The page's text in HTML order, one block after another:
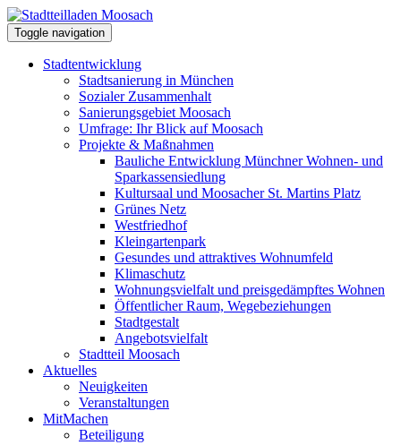
Toggle navigation
Stadtentwicklung
Stadtsanierung in München
Sozialer Zusammenhalt
Sanierungsgebiet Moosach
Umfrage: Ihr Blick auf Moosach
Projekte & Maßnahmen
Bauliche Entwicklung Münchner Wohnen- und
Sparkassensiedlung
Kultursaal und Moosacher St. Martins Platz
Grünes Netz
Westfriedhof
Kleingartenpark
Gesundes und attraktives Wohnumfeld
Klimaschutz
Wohnungsvielfalt und preisgedämpftes Wohnen
Öffentlicher Raum, Wegebeziehungen
Stadtgestalt
Angebotsvielfalt
Stadtteil Moosach
Aktuelles
Neuigkeiten
Veranstaltungen
MitMachen
Beteiligung